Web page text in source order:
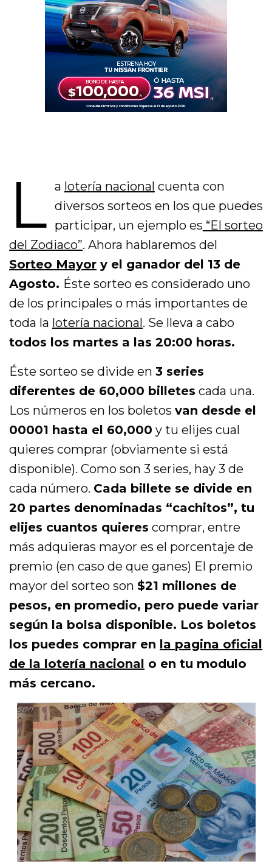
L a lotería nacional cuenta con
diversos sorteos en los que puedes
participar, un ejemplo es “El sorteo
del Zodiaco”. Ahora hablaremos del
Sorteo Mayor y el ganador del 13 de
Agosto. Éste sorteo es considerado uno
de los principales o más importantes de
toda la lotería nacional. Se lleva a cabo
todos los martes a las 20:00 horas.
Éste sorteo se divide en3 series
diferentes de 60,000 billetes cada una.
Los números en los boletosvan desde el
00001 hasta el 60,000 y tu elijes cual
quieres comprar (obviamente si está
disponible). Como son 3 series, hay 3 de
cada número. Cada billete se divide en
20 partes denominadas “cachitos”, tu
elijes cuantos quieres comprar, entre
más adquieras mayor es el porcentaje de
premio (en caso de que ganes) El premio
mayor del sorteo son$21 millones de
pesos, en promedio, pero puede variar
según la bolsa disponible. Los boletos
los puedes comprar en la pagina oficial
de la lotería nacional o en tu modulo
más cercano.